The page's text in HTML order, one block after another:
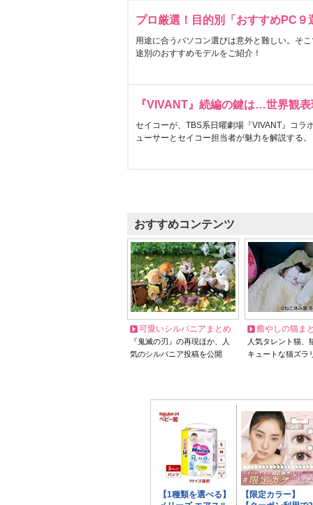
プロ厳選！目的別「おすすめPC９
用途に合うパソコン選びは意外と難しい。そ
途別のおすすめモデルをご紹介！
『VIVANT』続編の鍵は…世界観
セイコーが、TBS系日曜劇場『VIVANT』コラ
ューサーとセイコー担当者が魅力を解説する。
おすすめコンテンツ
可愛いシルバニアまとめ
『鬼滅の刃』の再現ほか、人
気のシルバニア投稿を公開
癒やしの猫ま
人気タレント猫
キュートな猫ズラ